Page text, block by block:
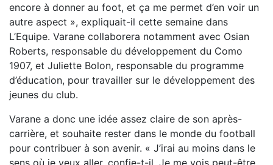
encore à donner au foot, et ça me permet d’en voir un
autre aspect », expliquait-il cette semaine dans
L’Equipe. Varane collaborera notamment avec Osian
Roberts, responsable du développement du Como
1907, et Juliette Bolon, responsable du programme
d’éducation, pour travailler sur le développement des
jeunes du club.
Varane a donc une idée assez claire de son après-
carrière, et souhaite rester dans le monde du football
pour contribuer à son avenir. « J’irai au moins dans le